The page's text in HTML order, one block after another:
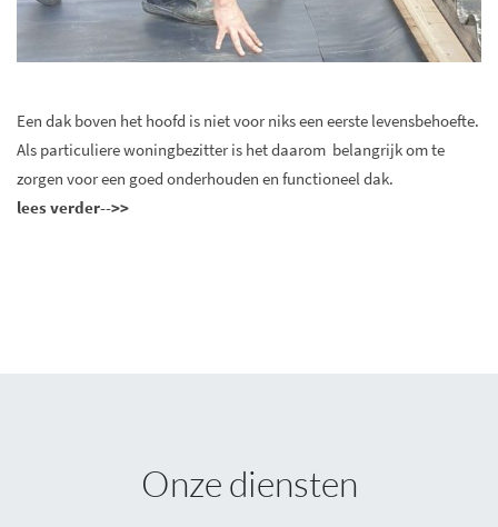
Een dak boven het hoofd is niet voor niks een eerste levensbehoefte.
Als particuliere woningbezitter is het daarom belangrijk om te
zorgen voor een goed onderhouden en functioneel dak.
lees verder-->>
Onze diensten